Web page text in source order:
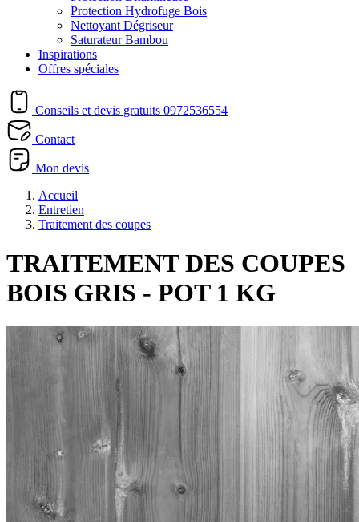
Protection Hydrofuge Bois
Nettoyant Dégriseur
Saturateur Bambou
Inspirations
Offres spéciales
Conseils et devis gratuits 0972536554
Contact
Mon devis
Accueil
Entretien
Traitement des coupes
TRAITEMENT DES COUPES
BOIS GRIS - POT 1 KG